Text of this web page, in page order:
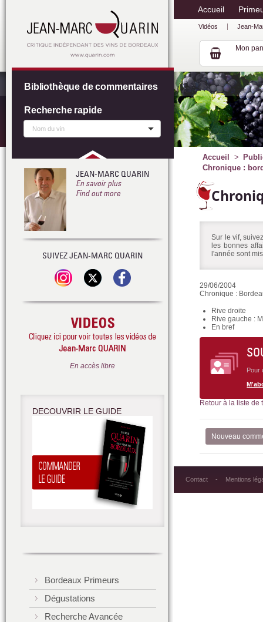
Accueil
Vidéos Jean-
Mon
Accueil
Chronique :
Sur le vif,
les bonnes
l'année sont
29/06/2004
Chronique :
Rive droite
Rive gauche :
En bref
Pour
Retour à la liste de
Nouveau
Contact Mentions
Bibliothèque de commentaires
Recherche rapide
JEAN-MARC QUARIN
En savoir plus
Find out more
SUIVEZ JEAN-MARC QUARIN
En accès libre
DECOUVRIR LE GUIDE
Bordeaux Primeurs
Dégustations
Recherche Avancée